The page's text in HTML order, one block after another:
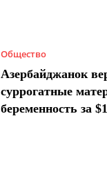
Общество
Азербайджанок
суррогатные
беременность за